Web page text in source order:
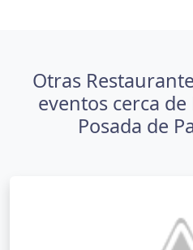
Otras
eventos cerca
Posada de